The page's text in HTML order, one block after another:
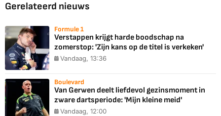
Gerelateerd nieuws
Formule 1
Verstappen krijgt harde boodschap na
zomerstop: 'Zijn kans op de titel is verkeken'
Vandaag, 13:36
Boulevard
Van Gerwen deelt liefdevol gezinsmoment in
zware dartsperiode: 'Mijn kleine meid'
Vandaag, 12:00